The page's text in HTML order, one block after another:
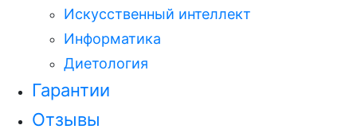
Искусственный интеллект
Информатика
Диетология
Гарантии
Отзывы